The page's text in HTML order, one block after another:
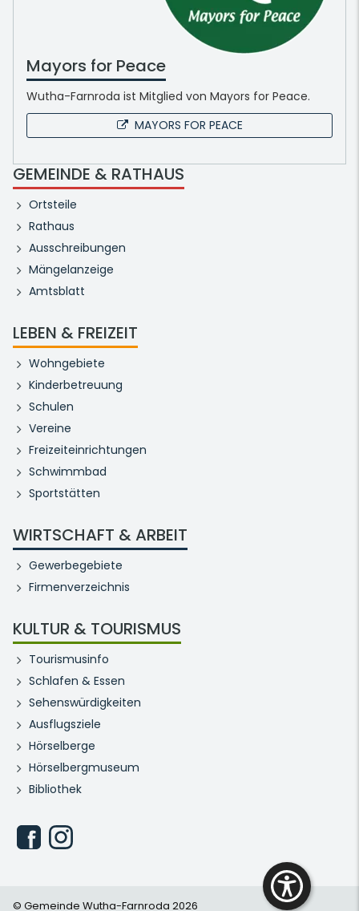
Mayors for Peace
Wutha-Farnroda ist Mitglied von Mayors for Peace.
MAYORS FOR PEACE
GEMEINDE & RATHAUS
Ortsteile
Rathaus
Ausschreibungen
Mängelanzeige
Amtsblatt
LEBEN & FREIZEIT
Wohngebiete
Kinderbetreuung
Schulen
Vereine
Freizeiteinrichtungen
Schwimmbad
Sportstätten
WIRTSCHAFT & ARBEIT
Gewerbegebiete
Firmenverzeichnis
KULTUR & TOURISMUS
Tourismusinfo
Schlafen & Essen
Sehenswürdigkeiten
Ausflugsziele
Hörselberge
Hörselbergmuseum
Bibliothek
© Gemeinde Wutha-Farnroda 2026